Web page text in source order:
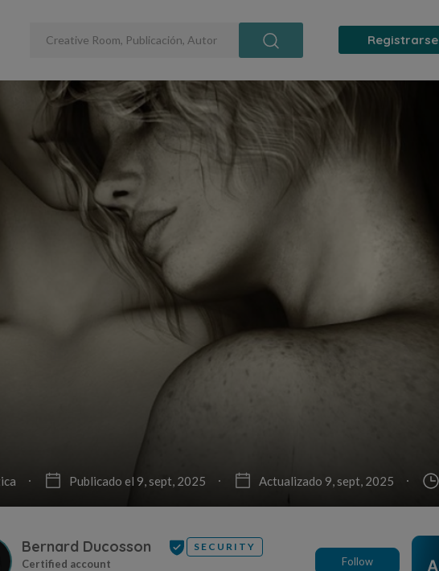
Registrarse
Publicado el 9, sept, 2025 Actualizado 9, sept, 2025
Bernard Ducosson SECURITY
Follow